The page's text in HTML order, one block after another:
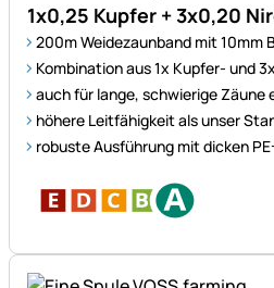
1x0,25 Kupfer + 3x0,20
200m Weidezaunband mit 10mm
Kombination aus 1x Kupfer- und
auch für lange, schwierige Zäune
höhere Leitfähigkeit als unser
robuste Ausführung mit dicken